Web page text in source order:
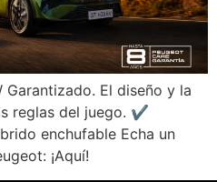
Garantizado. El diseño y la
reglas del juego. ✔️
enchufable Echa un
¡Aquí!